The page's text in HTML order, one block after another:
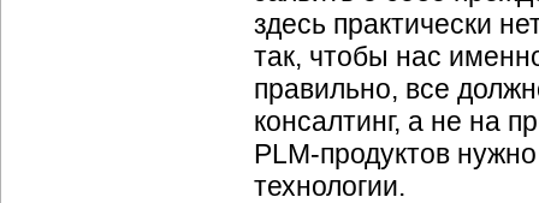
здесь практически
так, чтобы нас
правильно, все
консалтинг, а не на
PLM-продуктов
технологии.